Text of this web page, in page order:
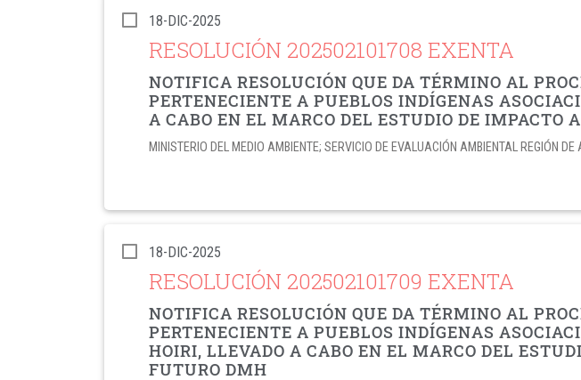
18-DIC-2025
RESOLUCIÓN 202502101708 EXENTA
NOTIFICA RESOLUCIÓN QUE DA TÉRMINO AL
PERTENECIENTE A PUEBLOS INDÍGENAS
A CABO EN EL MARCO DEL ESTUDIO DE IMPACTO
MINISTERIO DEL MEDIO AMBIENTE; SERVICIO DE EVALUACIÓN AMBIENTAL REGIÓN
18-DIC-2025
RESOLUCIÓN 202502101709 EXENTA
NOTIFICA RESOLUCIÓN QUE DA TÉRMINO AL
PERTENECIENTE A PUEBLOS INDÍGENAS
HOIRI, LLEVADO A CABO EN EL MARCO DEL
FUTURO DMH